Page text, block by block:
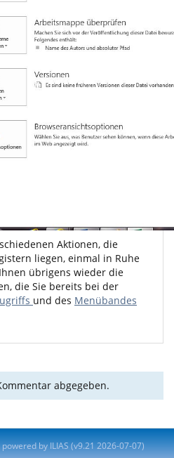
Aktionen, die
liegen, einmal in Ruhe
übrigens wieder die
die Sie bereits bei der
und des Menübandes
abgegeben.
powered by ILIAS (v9.21 2026-07-07)